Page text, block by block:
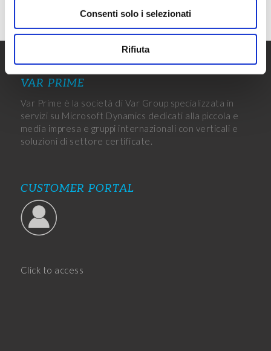
Consenti solo i selezionati
Rifiuta
VAR PRIME
Var Prime è la società di Var Group specializzata in
servizi su Microsoft Dynamics dedicati alla piccola e
media impresa e gruppi internazionali con verticali e
soluzioni di settore certificate.
CUSTOMER PORTAL
Click to access